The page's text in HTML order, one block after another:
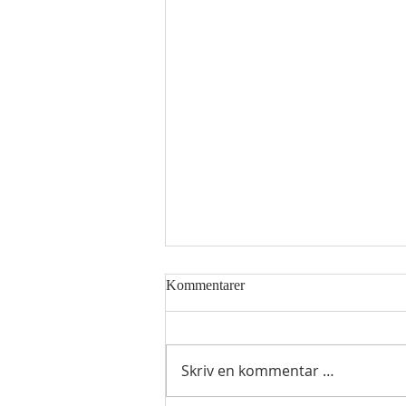
Hellig sky 8.august
Kommentarer
Skriv en kommentar …